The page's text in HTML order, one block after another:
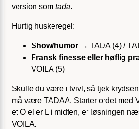
version som tada.
Hurtig huskeregel:
Show/humor → TADA (4) /
Fransk finesse eller høflig
VOILA (5)
Skulle du være i tvivl, så tjek
må være TADAA. Starter ordet med
et O eller L i midten, er løsningen
VOILA.